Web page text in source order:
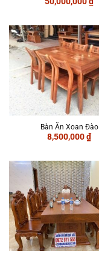
Bàn Ăn Xoan Đào
8,500,000₫